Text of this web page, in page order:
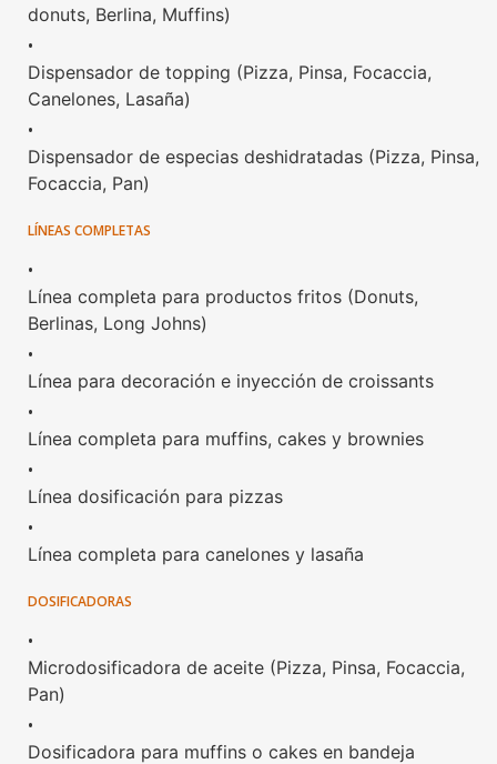
donuts, Berlina, Muffins)
•
Dispensador de topping (Pizza, Pinsa, Focaccia,
Canelones, Lasaña)
•
Dispensador de especias deshidratadas (Pizza, Pinsa,
Focaccia, Pan)
LÍNEAS COMPLETAS
•
Línea completa para productos fritos (Donuts,
Berlinas, Long Johns)
•
Línea para decoración e inyección de croissants
•
Línea completa para muffins, cakes y brownies
•
Línea dosificación para pizzas
•
Línea completa para canelones y lasaña
DOSIFICADORAS
•
Microdosificadora de aceite (Pizza, Pinsa, Focaccia,
Pan)
•
Dosificadora para muffins o cakes en bandeja